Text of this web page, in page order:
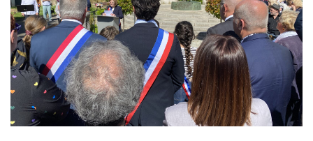
le
signe
de
l’amitié
entre
les
peuples